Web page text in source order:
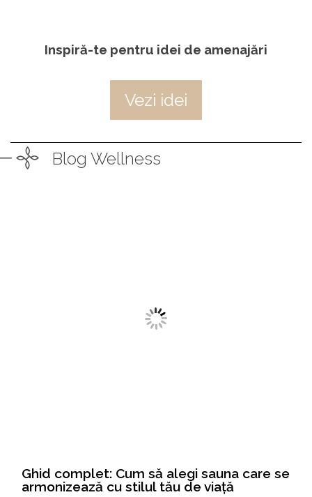
Inspiră-te pentru idei de amenajări
Vezi idei
Blog Wellness
Ghid complet: Cum să alegi sauna care se
armonizează cu stilul tău de viață